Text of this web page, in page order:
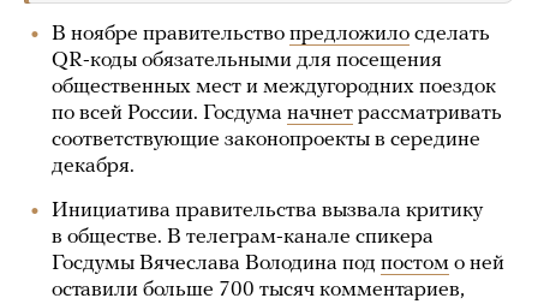
В ноябре правительство предложило сделать
QR-коды обязательными для посещения
общественных мест и междугородних поездок
по всей России. Госдума начнет рассматривать
соответствующие законопроекты в середине
декабря.
Инициатива правительства вызвала критику
в обществе. В телеграм-канале спикера
Госдумы Вячеслава Володина под постом о ней
оставили больше 700 тысяч комментариев,